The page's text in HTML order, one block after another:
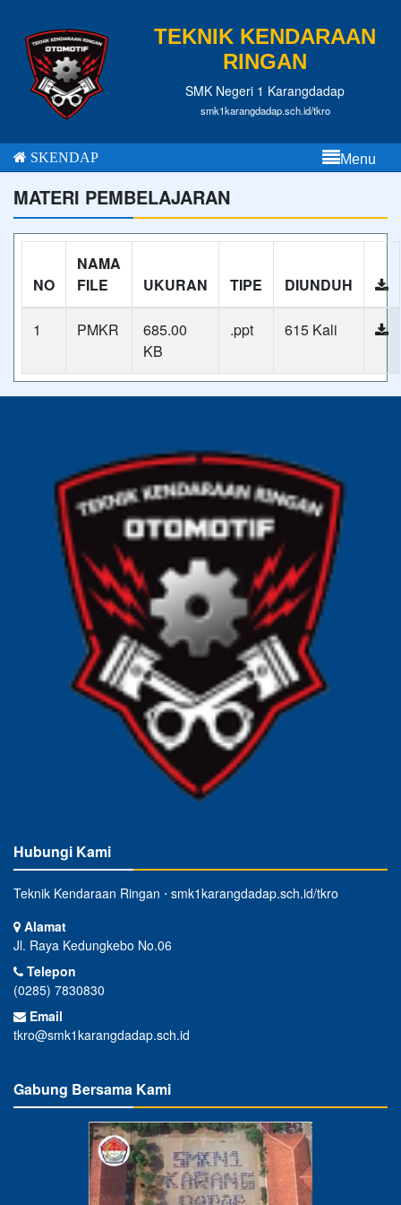
TEKNIK KENDARAAN
RINGAN
SMK Negeri 1 Karangdadap
smk1karangdadap.sch.id/tkro
SKENDAP Menu
MATERI PEMBELAJARAN
NO
NAMA
FILE
UKURAN TIPE DIUNDUH
1 PMKR
685.00
KB
.ppt 615 Kali
Hubungi Kami
Teknik Kendaraan Ringan ⋅ smk1karangdadap.sch.id/tkro
Alamat
Jl. Raya Kedungkebo No.06
Telepon
(0285) 7830830
Email
tkro@smk1karangdadap.sch.id
Gabung Bersama Kami